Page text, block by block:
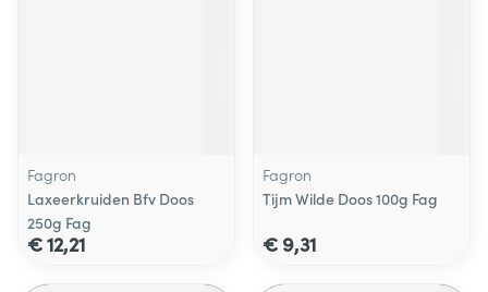
Fagron
Laxeerkruiden Bfv Doos
250g Fag
€ 12,21
Fagron
Tijm Wilde Doos 100g Fag
€ 9,31